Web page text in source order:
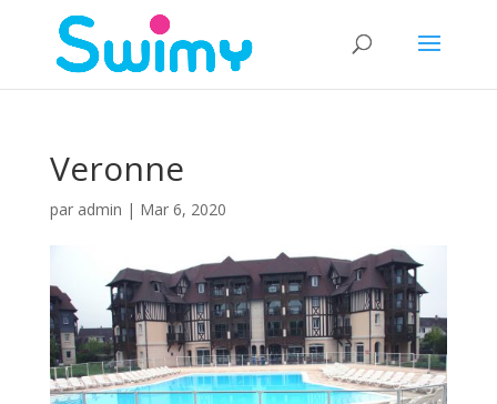
Veronne
par admin | Mar 6, 2020